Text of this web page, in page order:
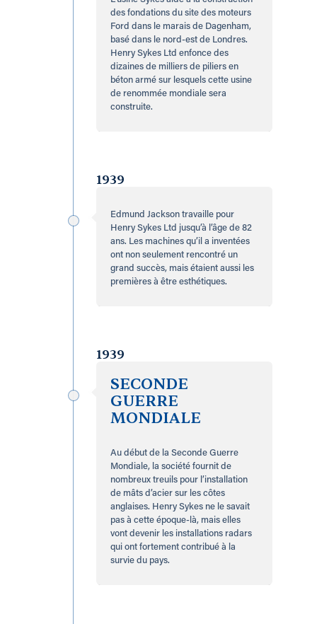
des fondations du site des moteurs
Ford dans le marais de Dagenham,
basé dans le nord-est de Londres.
Henry Sykes Ltd enfonce des
dizaines de milliers de piliers en
béton armé sur lesquels cette usine
de renommée mondiale sera
construite.
1939
Edmund Jackson travaille pour
Henry Sykes Ltd jusqu’à l’âge de 82
ans. Les machines qu’il a inventées
ont non seulement rencontré un
grand succès, mais étaient aussi les
premières à être esthétiques.
1939
SECONDE
GUERRE
MONDIALE
Au début de la Seconde Guerre
Mondiale, la société fournit de
nombreux treuils pour l’installation
de mâts d’acier sur les côtes
anglaises. Henry Sykes ne le savait
pas à cette époque-là, mais elles
vont devenir les installations radars
qui ont fortement contribué à la
survie du pays.